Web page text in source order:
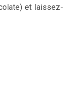
et laissez-